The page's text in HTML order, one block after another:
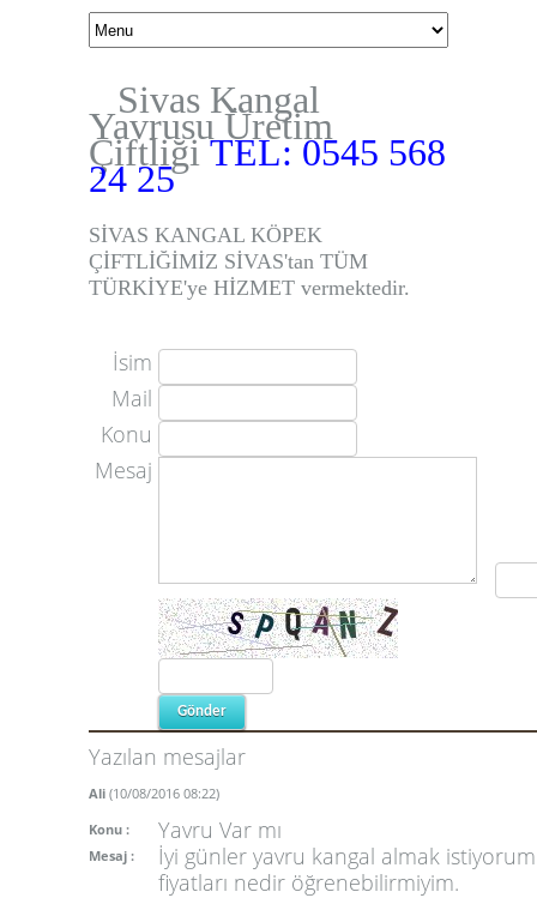
Sivas Kangal
Yavrusu Üretim
Çiftliği TEL: 0545 568
24 25
SİVAS KANGAL KÖPEK
ÇİFTLİĞİMİZ SİVAS'tan TÜM
TÜRKİYE'ye HİZMET vermektedir.
İsim
Mail
Konu
Mesaj
Yazılan mesajlar
Ali (10/08/2016 08:22)
Konu :
Yavru Var mı
Mesaj :
İyi günler yavru kangal almak istiyorum
fiyatları nedir öğrenebilirmiyim.